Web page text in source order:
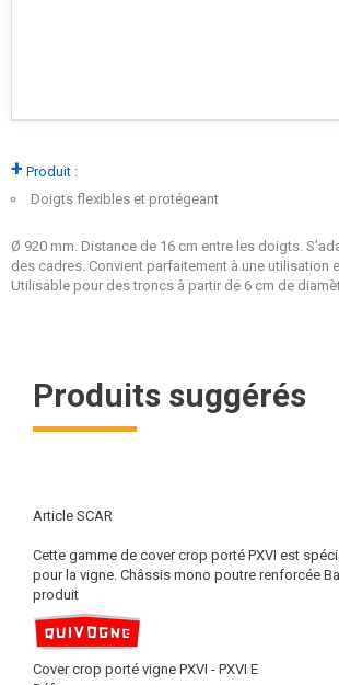
+ Produit :
Doigts flexibles et protégeant
Ø 920 mm. Distance de 16 cm entre les doigts.
des cadres. Convient parfaitement à une utilisation
Utilisable pour des troncs à partir de 6 cm de
Produits suggérés
Article SCAR
Cette gamme de cover crop porté PXVI est
pour la vigne. Châssis mono poutre renforcée
produit
Cover crop porté vigne PXVI - PXVI E